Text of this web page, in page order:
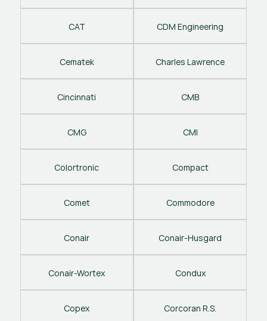
CAT CDM Engineering
Cematek Charles Lawrence
Cincinnati CMB
CMG CMI
Colortronic Compact
Comet Commodore
Conair Conair-Husgard
Conair-Wortex Condux
Copex Corcoran R.S.